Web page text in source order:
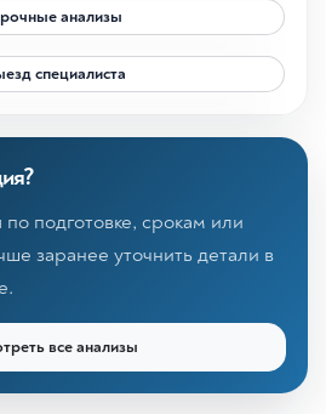
анализы
специалиста
подготовке, срокам или
заранее уточнить детали в
все анализы